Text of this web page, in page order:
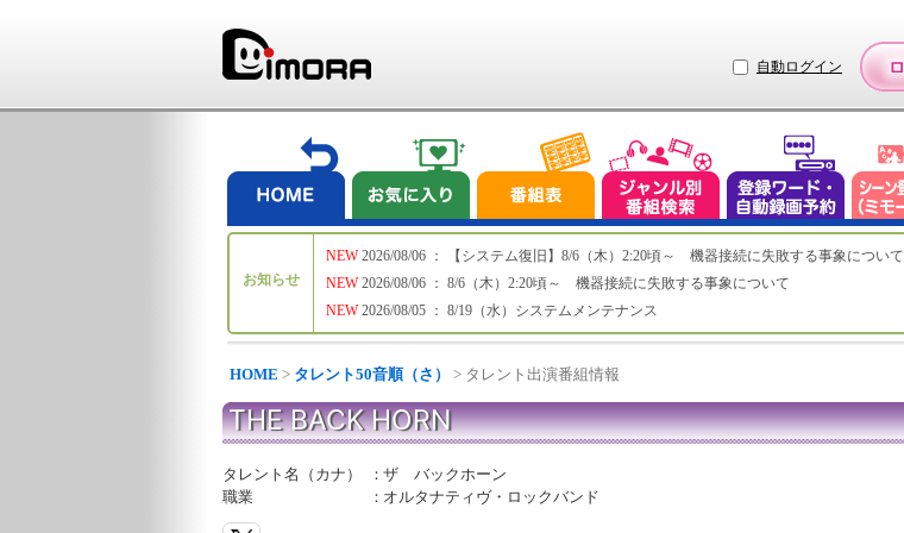
自動ログイン
お知らせ
NEW
NEW
NEW
2026/08/06 ： 【システム復旧】8/6（木）2:20頃～ 機器接続に失敗する事象について
2026/08/06 ： 8/6（木）2:20頃～ 機器接続に失敗する事象について
2026/08/05 ： 8/19（水）システムメンテナンス
HOME > タレント50音順（さ） > タレント出演番組情報
THE BACK HORN
タレント名（カナ） ：ザ バックホーン
職業
： オルタナティヴ・ロックバンド